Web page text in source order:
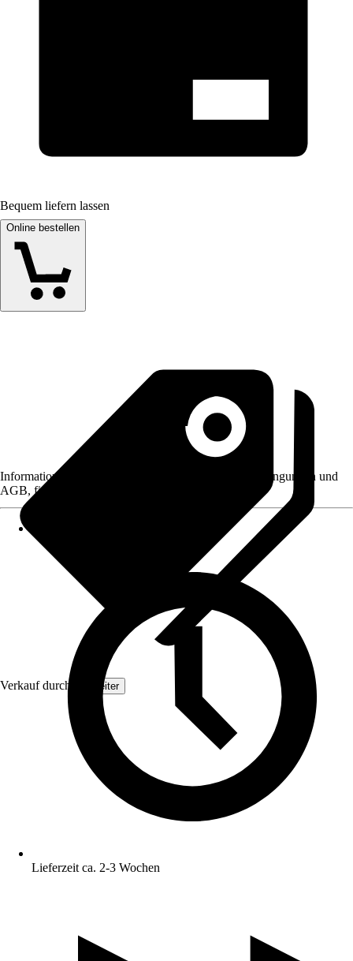
Bequem liefern lassen
Online bestellen
Verkauf durch: Topleiter
Informationen des Verkäufers, wie z. B. Rückgabebedingungen und
AGB, finden Sie bei Klick auf den Verkäufernamen.
Lieferzeit ca. 2-3 Wochen